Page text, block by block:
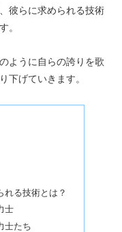
彼らに求められる技術
。
ように自らの誇りを歌
下げていきます。
れる技術とは？
士
士たち